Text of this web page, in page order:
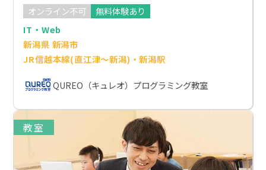
オンライン不可
無料体験あり
IT・Web
新潟県 新潟市
JR信越本線(直江津～新潟)・新潟駅
QUREO（キュレオ）プログラミング教室
教室